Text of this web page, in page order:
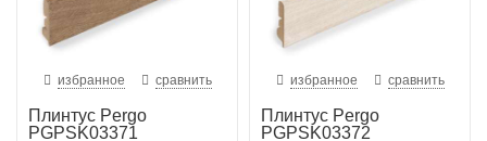
избранное сравнить
Плинтус Pergo
PGPSK03371
избранное сравнить
Плинтус Pergo
PGPSK03372